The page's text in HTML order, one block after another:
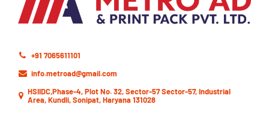
+91 7065611101
info.metroad@gmail.com
HSIIDC,Phase-4, Plot No. 32, Sector-57 Sector-57, Industrial
Area, Kundli, Sonipat, Haryana 131028